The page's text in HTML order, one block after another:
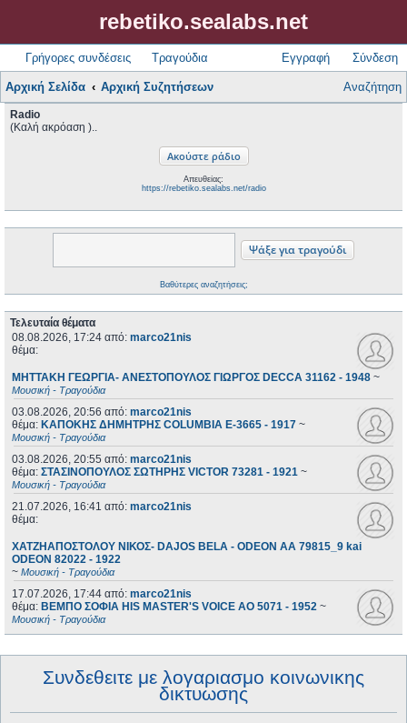
rebetiko.sealabs.net
Γρήγορες συνδέσεις Τραγούδια Σύνδεση
Εγγραφή
Αρχική Σελίδα Αρχική Συζητήσεων Αναζήτηση
Radio
(Καλή ακρόαση )..
Απευθείας:
https://rebetiko.sealabs.net/radio
Βαθύτερες αναζητήσεις;
Τελευταία θέματα
08.08.2026, 17:24 από: marco21nis
θέμα:
ΜΗΤΤΑΚΗ ΓΕΩΡΓΙΑ- ΑΝΕΣΤΟΠΟΥΛΟΣ ΓΙΩΡΓΟΣ DECCA 31162 - 1948 ~
Μουσική - Τραγούδια
03.08.2026, 20:56 από: marco21nis
θέμα: ΚΑΠΟΚΗΣ ΔΗΜΗΤΡΗΣ COLUMBIA E-3665 - 1917 ~
Μουσική - Τραγούδια
03.08.2026, 20:55 από: marco21nis
θέμα: ΣΤΑΣΙΝΟΠΟΥΛΟΣ ΣΩΤΗΡΗΣ VICTOR 73281 - 1921 ~
Μουσική - Τραγούδια
21.07.2026, 16:41 από: marco21nis
θέμα:
ΧΑΤΖΗΑΠΟΣΤΟΛΟΥ ΝΙΚΟΣ- DAJOS BELA - ODEON AA 79815_9 kai
ODEON 82022 - 1922
~ Μουσική - Τραγούδια
17.07.2026, 17:44 από: marco21nis
θέμα: ΒΕΜΠΟ ΣΟΦΙΑ HIS MASTER'S VOICE AO 5071 - 1952 ~
Μουσική - Τραγούδια
Συνδεθειτε με λογαριασμο κοινωνικης
δικτυωσης